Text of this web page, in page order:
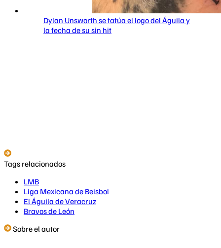
Dylan Unsworth se tatúa el logo del Águila y
la fecha de su sin hit
Tags relacionados
LMB
Liga Mexicana de Beisbol
El Águila de Veracruz
Bravos de León
Sobre el autor